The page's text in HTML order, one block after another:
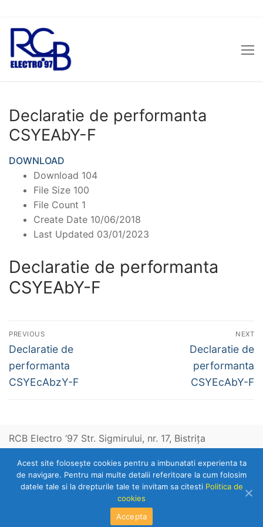
Sari
conținut
Declaratie de performanta
CSYEAbY-F
DOWNLOAD
Download 104
File Size 100
File Count 1
Create Date 10/06/2018
Last Updated 03/01/2023
Declaratie de performanta
CSYEAbY-F
Navigare
în
articole
PREVIOUS
Previous
post:
Declaratie de
performanta
CSYEcAbzY-F
NEXT
Next
post:
Declaratie de
performanta
CSYEcAbY-F
RCB Electro ‘97 Str. Sigmirului, nr. 17, Bistriţa
Telefon: 0263-236153
Copyright © 2026 RCB Electro 97
Acest site foloseşte cookies pentru a imbunatati experienta ta
de navigare. Pentru mai multe detalii referitoare la cum folosim
datele tale si la drepturile tale te invitam sa citesti Politica de
cookies
Accepta